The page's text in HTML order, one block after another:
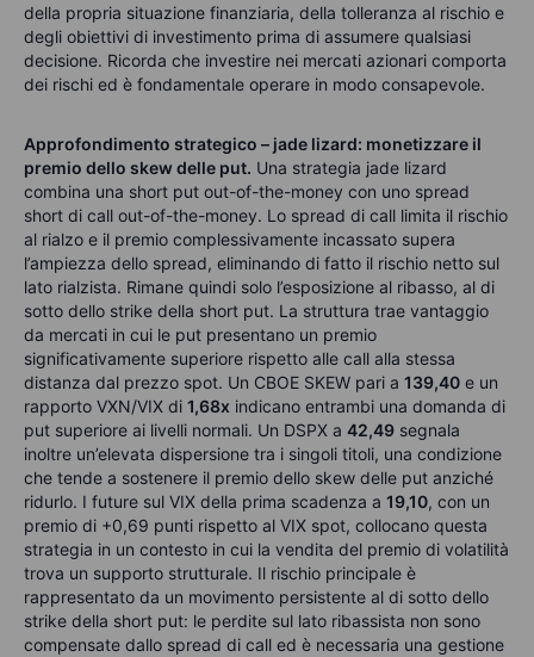
della propria situazione finanziaria, della tolleranza al rischio e
degli obiettivi di investimento prima di assumere qualsiasi
decisione. Ricorda che investire nei mercati azionari comporta
dei rischi ed è fondamentale operare in modo consapevole.
Approfondimento strategico – jade lizard: monetizzare il
premio dello skew delle put. Una strategia jade lizard
combina una short put out-of-the-money con uno spread
short di call out-of-the-money. Lo spread di call limita il rischio
al rialzo e il premio complessivamente incassato supera
l’ampiezza dello spread, eliminando di fatto il rischio netto sul
lato rialzista. Rimane quindi solo l’esposizione al ribasso, al di
sotto dello strike della short put. La struttura trae vantaggio
da mercati in cui le put presentano un premio
significativamente superiore rispetto alle call alla stessa
distanza dal prezzo spot. Un CBOE SKEW pari a 139,40 e un
rapporto VXN/VIX di 1,68x indicano entrambi una domanda di
put superiore ai livelli normali. Un DSPX a 42,49 segnala
inoltre un’elevata dispersione tra i singoli titoli, una condizione
che tende a sostenere il premio dello skew delle put anziché
ridurlo. I future sul VIX della prima scadenza a 19,10, con un
premio di +0,69 punti rispetto al VIX spot, collocano questa
strategia in un contesto in cui la vendita del premio di volatilità
trova un supporto strutturale. Il rischio principale è
rappresentato da un movimento persistente al di sotto dello
strike della short put: le perdite sul lato ribassista non sono
compensate dallo spread di call ed è necessaria una gestione